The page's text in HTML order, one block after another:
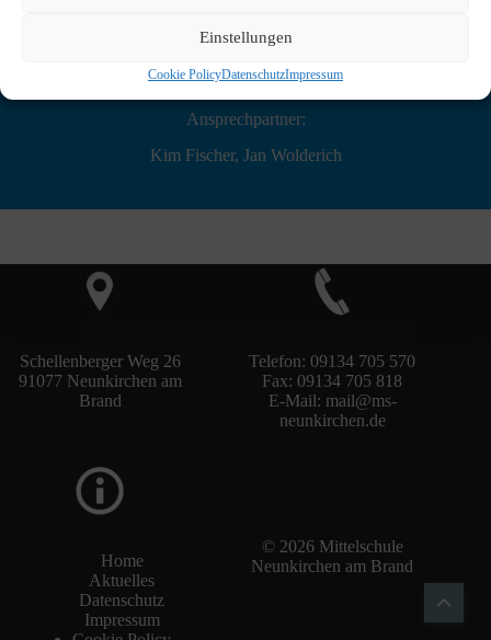
Einstellungen
Cookie PolicyDatenschutzImpressum
Ansprechpartner:
Kim Fischer, Jan Wolderich
Schellenberger Weg 26
91077 Neunkirchen am
Brand
Telefon: 09134 705 570
Fax: 09134 705 818
E-Mail: mail@ms-
neunkirchen.de
Home
Aktuelles
Datenschutz
Impressum
© 2026 Mittelschule
Neunkirchen am Brand